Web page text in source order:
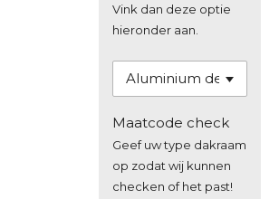
Vink dan deze optie
hieronder aan.
Maatcode check
Geef uw type dakraam
op zodat wij kunnen
checken of het past!